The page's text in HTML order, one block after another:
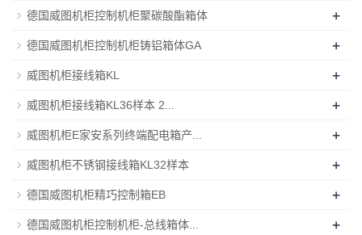
德国威图机柜控制机柜聚碳酸酯箱体 +
德国威图机柜控制机柜铸铝箱体GA +
威图机柜接线箱KL +
威图机柜接线箱KL36样本 2... +
威图机柜E家安系列终端配电箱产... +
威图机柜不锈钢接线箱KL32样本 +
德国威图机柜精巧控制箱EB +
德国威图机柜控制机柜-总线箱体... +